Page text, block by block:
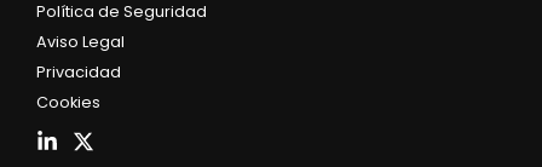
Política de Seguridad
Aviso Legal
Privacidad
Cookies